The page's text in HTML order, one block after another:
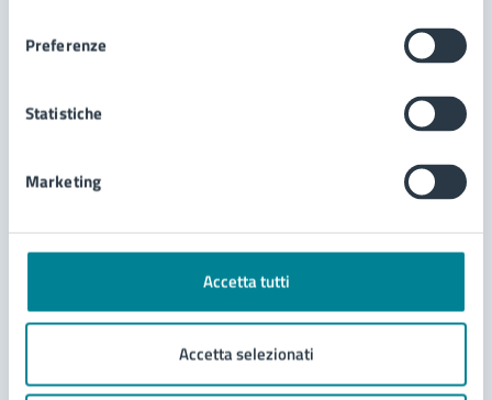
Preferenze
Statistiche
Marketing
Accetta tutti
Accetta selezionati
CONVEGNO 29/04/26
Mercoledì 29 aprile 2026, dalle ore 17:00 alle 19:00, la
Sala Rappresentanza del Comune ospiterà un incontro
informativo sulla corretta gestione dei bambini a bordo
dei veicoli.